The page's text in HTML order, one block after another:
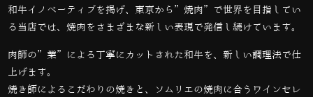
和牛イノベーティブを掲げ、東京から”焼肉”で世界を目指してい
る当店では、焼肉をさまざまな新しい表現で発信し続けています。
肉師の”業”による丁寧にカットされた和牛を、新しい調理法で仕
上げます。
焼き師によるこだわりの焼きと、ソムリエの焼肉に合うワインセレ